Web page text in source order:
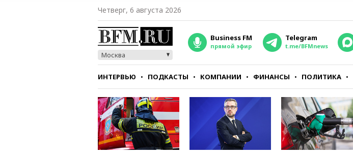
Четверг, 6 августа 2026
Москва
Business FM
прямой эфир
Telegram
t.me/BFMnews
ИНТЕРВЬЮ ПОДКАСТЫ КОМПАНИИ ФИНАНСЫ ПОЛИТИКА
СТИЛЬ ТЕСТЫ